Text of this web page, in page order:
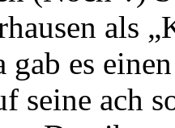
als
gab es
seine ach